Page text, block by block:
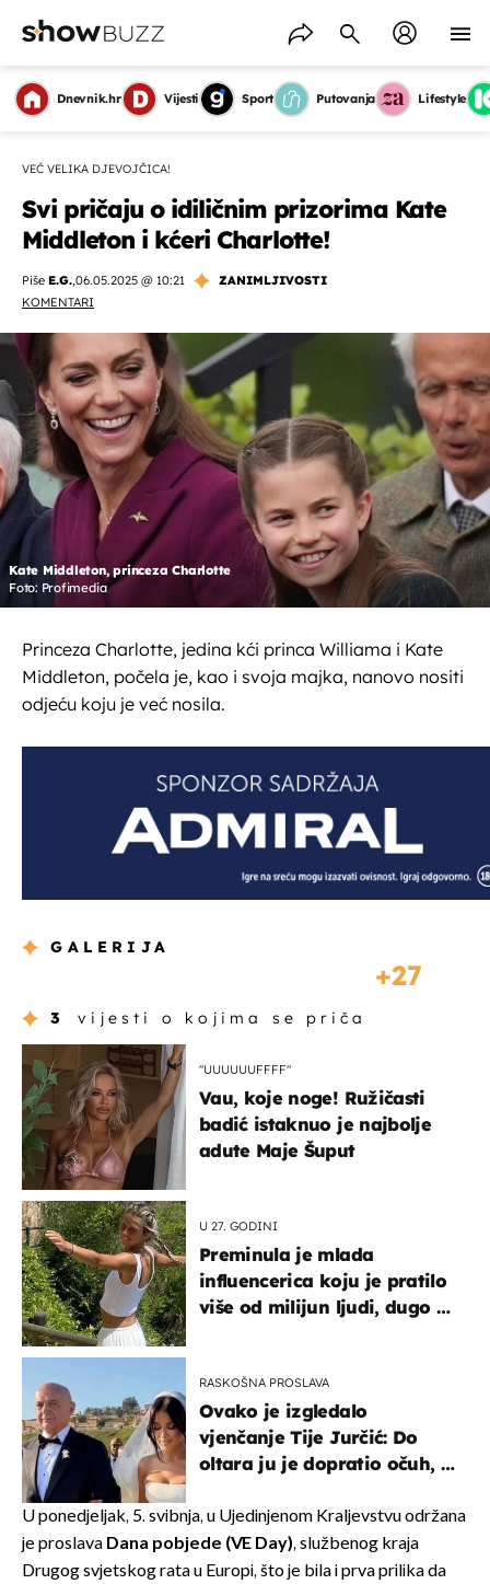
Dnevnik.hr Vijesti Sport Putovanja Lifestyle
VEĆ VELIKA DJEVOJČICA!
Svi pričaju o idiličnim prizorima Kate
Middleton i kćeri Charlotte!
Piše E.G.,06.05.2025 @ 10:21
ZANIMLJIVOSTI
KOMENTARI
Kate Middleton, princeza Charlotte
Foto: Profimedia
Princeza Charlotte, jedina kći princa Williama i Kate
Middleton, počela je, kao i svoja majka, nanovo nositi
odjeću koju je već nosila.
GALERIJA
27
3 vijesti o kojima se priča
"UUUUUUFFFF"
Vau, koje noge! Ružičasti
badić istaknuo je najbolje
adute Maje Šuput
U 27. GODINI
Preminula je mlada
influencerica koju je pratilo
više od milijun ljudi, dugo se
RASKOŠNA PROSLAVA
Ovako je izgledalo
vjenčanje Tije Jurčić: Do
oltara ju je dopratio očuh, a
U ponedjeljak, 5. svibnja, u Ujedinjenom Kraljevstvu održana
je proslava Dana pobjede (VE Day), službenog kraja
Drugog svjetskog rata u Europi, što je bila i prva prilika da
OMOGUĆI OBAVIJESTI